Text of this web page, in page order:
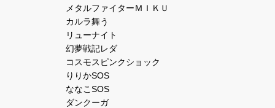
メタルファイターＭＩＫＵ
カルラ舞う
リューナイト
幻夢戦記レダ
コスモスピンクショック
りりかSOS
ななこSOS
ダンクーガ